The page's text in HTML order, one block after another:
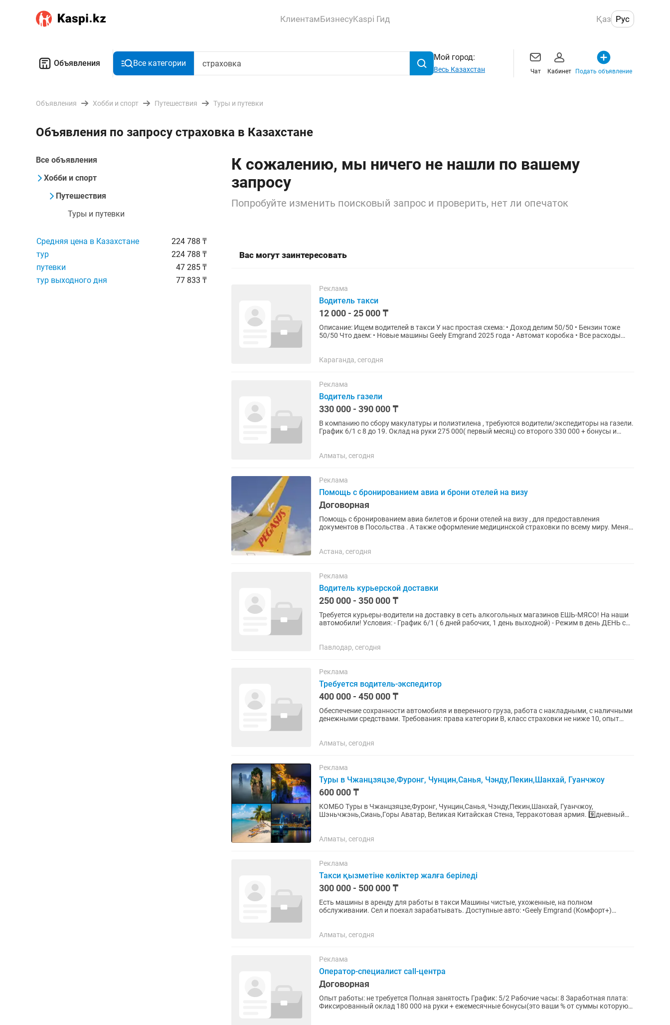
КлиентамБизнесуKaspi Гид Қаз Рус
Объявления Все категории
Мой город:
Весь Казахстан Чат Кабинет Подать объявление
Объявления Хобби и спорт Путешествия Туры и путевки
Объявления по запросу страховка в Казахстане
Все объявления
Хобби и спорт
Путешествия
Туры и путевки
Средняя цена в Казахстане
224 788 ₸
тур
224 788 ₸
путевки
47 285 ₸
тур выходного дня
77 833 ₸
К сожалению, мы ничего не нашли по вашему
запросу
Попробуйте изменить поисковый запрос и проверить, нет ли опечаток
Вас могут заинтересовать
Реклама
Водитель такси
12 000 - 25 000 ₸
Описание: Ищем водителей в такси У нас простая схема: • Доход делим 50/50 • Бензин тоже
50/50 Что даем: • Новые машины Geely Emgrand 2025 года • Автомат коробка • Все расходы
Караганда, сегодня
Реклама
Водитель газели
330 000 - 390 000 ₸
В компанию по сбору макулатуры и полиэтилена , требуются водители/экспедиторы на газели.
График 6/1 с 8 до 19. Оклад на руки 275 000( первый месяц) со второго 330 000 + бонусы и
Алматы, сегодня
Реклама
Помощь с бронированием авиа и брони отелей на визу
Договорная
Помощь с бронированием авиа билетов и брони отелей на визу , для предоставления
документов в Посольства . А также оформление медицинской страховки по всему миру. Меня
Астана, сегодня
Реклама
Водитель курьерской доставки
250 000 - 350 000 ₸
Требуется курьеры-водители на доставку в сеть алкогольных магазинов ЕШЬ-МЯСО! На наши
автомобили! Условия: - График 6/1 ( 6 дней рабочих, 1 день выходной) - Режим в день ДЕНЬ с
Павлодар, сегодня
Реклама
Требуется водитель-экспедитор
400 000 - 450 000 ₸
Обеспечение сохранности автомобиля и вверенного груза, работа с накладными, с наличными
денежными средствами. Требования: права категории В, класс страховки не ниже 10, опыт
Алматы, сегодня
Реклама
Туры в Чжанцзяцзе,Фуронг, Чунцин,Санья, Чэнду,Пекин,Шанхай, Гуанчжоу
600 000 ₸
КОМБО Туры в Чжанцзяцзе,Фуронг, Чунцин,Санья, Чэнду,Пекин,Шанхай, Гуанчжоу,
Шэньчжэнь,Сиань,Горы Аватар, Великая Китайская Стена, Терракотовая армия. 9️⃣дневный
Алматы, сегодня
Реклама
Такси қызметіне көліктер жалға беріледі
300 000 - 500 000 ₸
Есть машины в аренду для работы в такси Машины чистые, ухоженные, на полном
обслуживании. Сел и поехал зарабатывать. Доступные авто: •Geely Emgrand (Комфорт+)
Алматы, сегодня
Реклама
Оператор-специалист call-центра
Договорная
Опыт работы: не требуется Полная занятость График: 5/2 Рабочие часы: 8 Заработная плата:
Фиксированный оклад 180 000 на руки + ежемесячные бонусы(это ваши % от суммы которую